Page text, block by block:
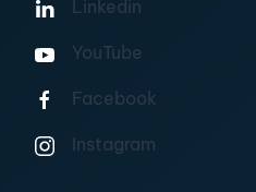
Linkedin
YouTube
Facebook
Instagram